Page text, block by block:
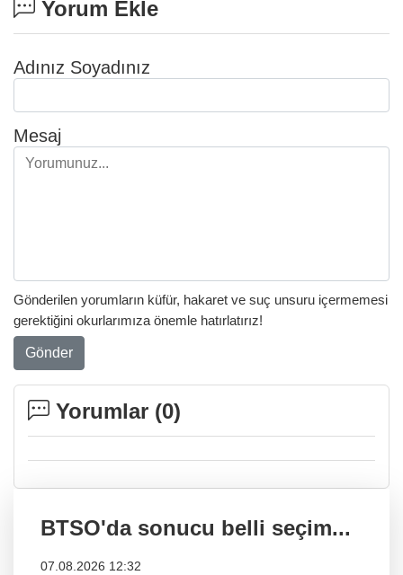
Yorum Ekle
Adınız Soyadınız
Mesaj
Gönderilen yorumların küfür, hakaret ve suç unsuru içermemesi
gerektiğini okurlarımıza önemle hatırlatırız!
Gönder
Yorumlar (0)
BTSO'da sonucu belli seçim...
07.08.2026 12:32